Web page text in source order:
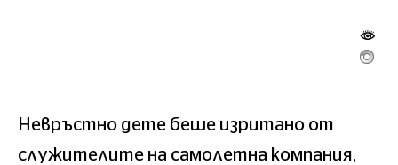
Невръстно дете беше изритано от
служителите на самолетна компания,